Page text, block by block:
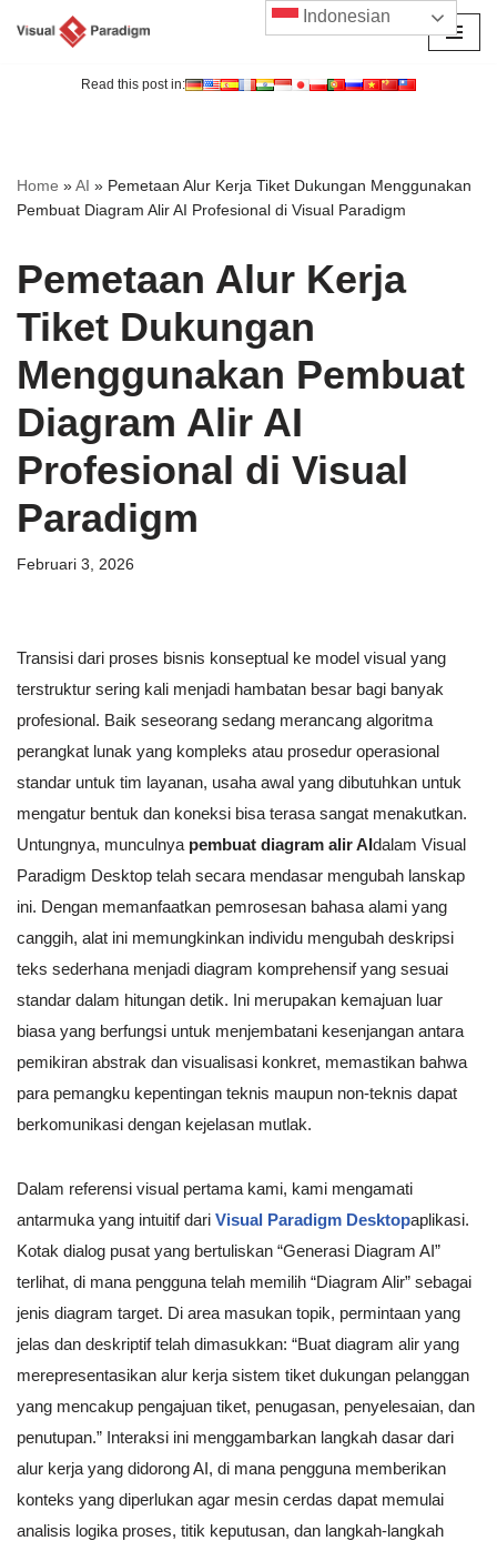
Read this post in:
Home »AI » Pemetaan Alur Kerja Tiket Dukungan Menggunakan
Pembuat Diagram Alir AI Profesional di Visual Paradigm
Pemetaan Alur Kerja
Tiket Dukungan
Menggunakan Pembuat
Diagram Alir AI
Profesional di Visual
Paradigm
Februari 3, 2026
Transisi dari proses bisnis konseptual ke model visual yang
terstruktur sering kali menjadi hambatan besar bagi banyak
profesional. Baik seseorang sedang merancang algoritma
perangkat lunak yang kompleks atau prosedur operasional
standar untuk tim layanan, usaha awal yang dibutuhkan untuk
mengatur bentuk dan koneksi bisa terasa sangat menakutkan.
Untungnya, munculnya pembuat diagram alir AIdalam Visual
Paradigm Desktop telah secara mendasar mengubah lanskap
ini. Dengan memanfaatkan pemrosesan bahasa alami yang
canggih, alat ini memungkinkan individu mengubah deskripsi
teks sederhana menjadi diagram komprehensif yang sesuai
standar dalam hitungan detik. Ini merupakan kemajuan luar
biasa yang berfungsi untuk menjembatani kesenjangan antara
pemikiran abstrak dan visualisasi konkret, memastikan bahwa
para pemangku kepentingan teknis maupun non-teknis dapat
berkomunikasi dengan kejelasan mutlak.
Dalam referensi visual pertama kami, kami mengamati
antarmuka yang intuitif dari Visual Paradigm Desktopaplikasi.
Kotak dialog pusat yang bertuliskan “Generasi Diagram AI”
terlihat, di mana pengguna telah memilih “Diagram Alir” sebagai
jenis diagram target. Di area masukan topik, permintaan yang
jelas dan deskriptif telah dimasukkan: “Buat diagram alir yang
merepresentasikan alur kerja sistem tiket dukungan pelanggan
yang mencakup pengajuan tiket, penugasan, penyelesaian, dan
penutupan.” Interaksi ini menggambarkan langkah dasar dari
alur kerja yang didorong AI, di mana pengguna memberikan
konteks yang diperlukan agar mesin cerdas dapat memulai
analisis logika proses, titik keputusan, dan langkah-langkah
Indonesian